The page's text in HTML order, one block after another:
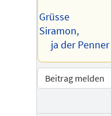
Grüsse
Siramon,
ja der Penner
Beitrag melden